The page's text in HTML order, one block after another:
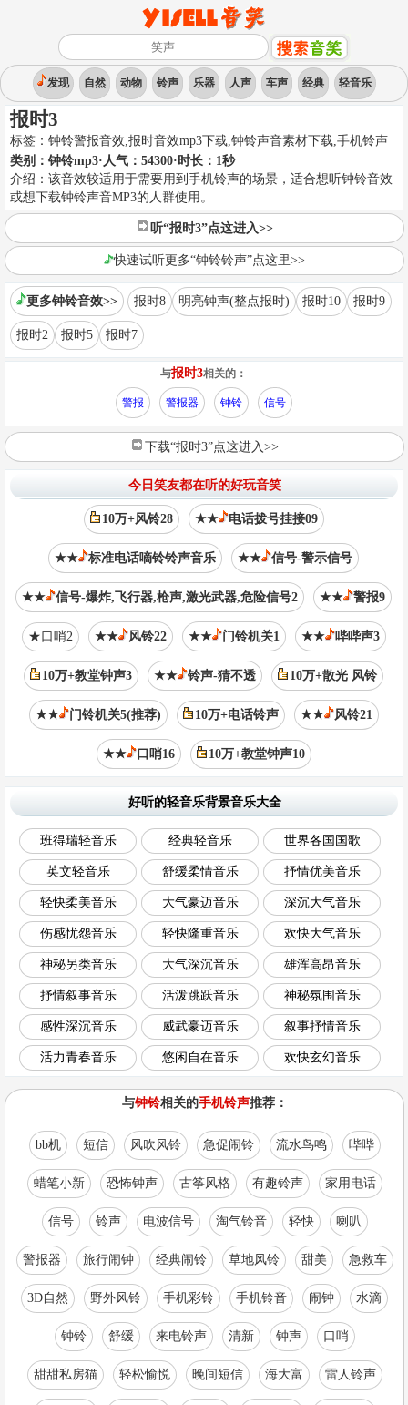
发现 自然 动物 铃声 乐器 人声 车声 经典 轻音乐
报时3
标签： 钟铃警报音效,报时音效mp3下载,钟铃声音素材下载,手机铃声
类别： 钟铃mp3·人气：54300·时长： 1秒
介绍： 该音效较适用于需要用到手机铃声的场景，适合想听钟铃音效
或想下载钟铃声音MP3的人群使用。
听“报时3”点这进入>>
快速试听更多“钟铃铃声”点这里>>
更多钟铃音效>> 报时8 明亮钟声(整点报时) 报时10 报时9
报时2 报时5 报时7
与报时3相关的：
警报 警报器 钟铃 信号
下载“报时3”点这进入>>
今日笑友都在听的好玩音笑
10万+风铃28 ★★ 电话拨号挂接09
★★ 标准电话嘀铃铃声音乐 ★★ 信号-警示信号
★★ 信号-爆炸,飞行器,枪声,激光武器,危险信号2 ★★ 警报9
★口哨2 ★★ 风铃22 ★★ 门铃机关1 ★★ 哔哔声3
10万+教堂钟声3 ★★ 铃声-猜不透 10万+散光 风铃
★★ 门铃机关5(推荐) 10万+电话铃声 ★★ 风铃21
★★ 口哨16 10万+教堂钟声10
好听的轻音乐背景音乐大全
班得瑞轻音乐 经典轻音乐 世界各国国歌
英文轻音乐 舒缓柔情音乐 抒情优美音乐
轻快柔美音乐 大气豪迈音乐 深沉大气音乐
伤感忧怨音乐 轻快隆重音乐 欢快大气音乐
神秘另类音乐 大气深沉音乐 雄浑高昂音乐
抒情叙事音乐 活泼跳跃音乐 神秘氛围音乐
感性深沉音乐 威武豪迈音乐 叙事抒情音乐
活力青春音乐 悠闲自在音乐 欢快玄幻音乐
与钟铃相关的手机铃声推荐：
bb机 短信 风吹风铃 急促闹铃 流水鸟鸣 哔哔
蜡笔小新 恐怖钟声 古筝风格 有趣铃声 家用电话
信号 铃声 电波信号 淘气铃音 轻快 喇叭
警报器 旅行闹钟 经典闹铃 草地风铃 甜美 急救车
3D自然 野外风铃 手机彩铃 手机铃音 闹钟 水滴
钟铃 舒缓 来电铃声 清新 钟声 口哨
甜甜私房猫 轻松愉悦 晚间短信 海大富 雷人铃声